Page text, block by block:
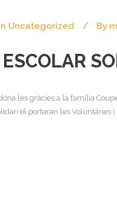
In Uncategorized By
les gràcies a la família
el portaran les Voluntàries